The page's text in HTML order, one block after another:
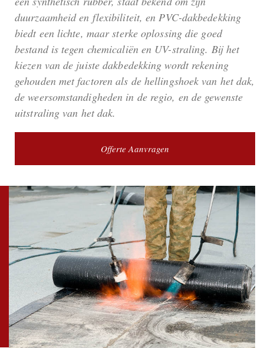
duurzaamheid en flexibiliteit, en PVC-dakbedekking
biedt een lichte, maar sterke oplossing die goed
bestand is tegen chemicaliën en UV-straling. Bij het
kiezen van de juiste dakbedekking wordt rekening
gehouden met factoren als de hellingshoek van het dak,
de weersomstandigheden in de regio, en de gewenste
uitstraling van het dak.
Offerte Aanvragen